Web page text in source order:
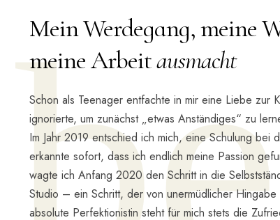
Mein Werdegang, meine
meine Arbeitausmacht
Schon als Teenager entfachte in mir eine Liebe zur
ignorierte, um zunächst „etwas Anständiges“ zu
Im Jahr 2019 entschied ich mich, eine Schulung bei
erkannte sofort, dass ich endlich meine Passion
wagte ich Anfang 2020 den Schritt in die
Studio – ein Schritt, der von unermüdlicher
absolute Perfektionistin steht für mich stets die